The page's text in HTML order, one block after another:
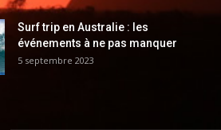
Surf trip en Australie : les
événements à ne pas manquer
5 septembre 2023